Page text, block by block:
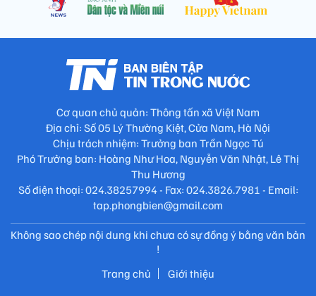
Cơ quan chủ quản: Thông tấn xã Việt Nam
Địa chỉ: Số 05 Lý Thường Kiệt, Cửa Nam, Hà Nội
Chịu trách nhiệm: Trưởng ban Trần Ngọc Tú
Phó Trưởng ban: Hoàng Như Hoa, Nguyễn Văn Nhật, Lê Thị
Thu Hương
Số điện thoại: 024.38257994 - Fax: 024.3826.7981 - Email:
tap.phongbien@gmail.com
Không sao chép nội dung khi chưa có sự đồng ý bằng văn bản
!
Trang chủ
Giới thiệu